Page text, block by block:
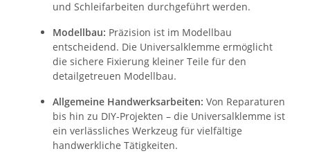
und Schleifarbeiten durchgeführt werden.
Modellbau: Präzision ist im Modellbau
entscheidend. Die Universalklemme ermöglicht
die sichere Fixierung kleiner Teile für den
detailgetreuen Modellbau.
Allgemeine Handwerksarbeiten: Von Reparaturen
bis hin zu DIY-Projekten – die Universalklemme ist
ein verlässliches Werkzeug für vielfältige
handwerkliche Tätigkeiten.